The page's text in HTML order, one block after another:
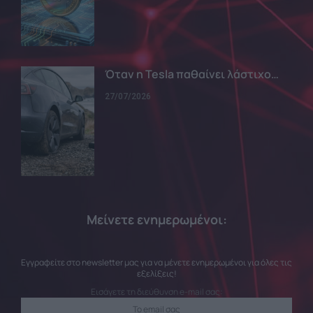
Όταν η Tesla παθαίνει λάστιχο…
27/07/2026
Μείνετε ενημερωμένοι:
Εγγραφείτε στο newsletter μας για να μένετε ενημερωμένοι για όλες τις
εξελίξεις!
Εισάγετε τη διεύθυνση e-mail σας: